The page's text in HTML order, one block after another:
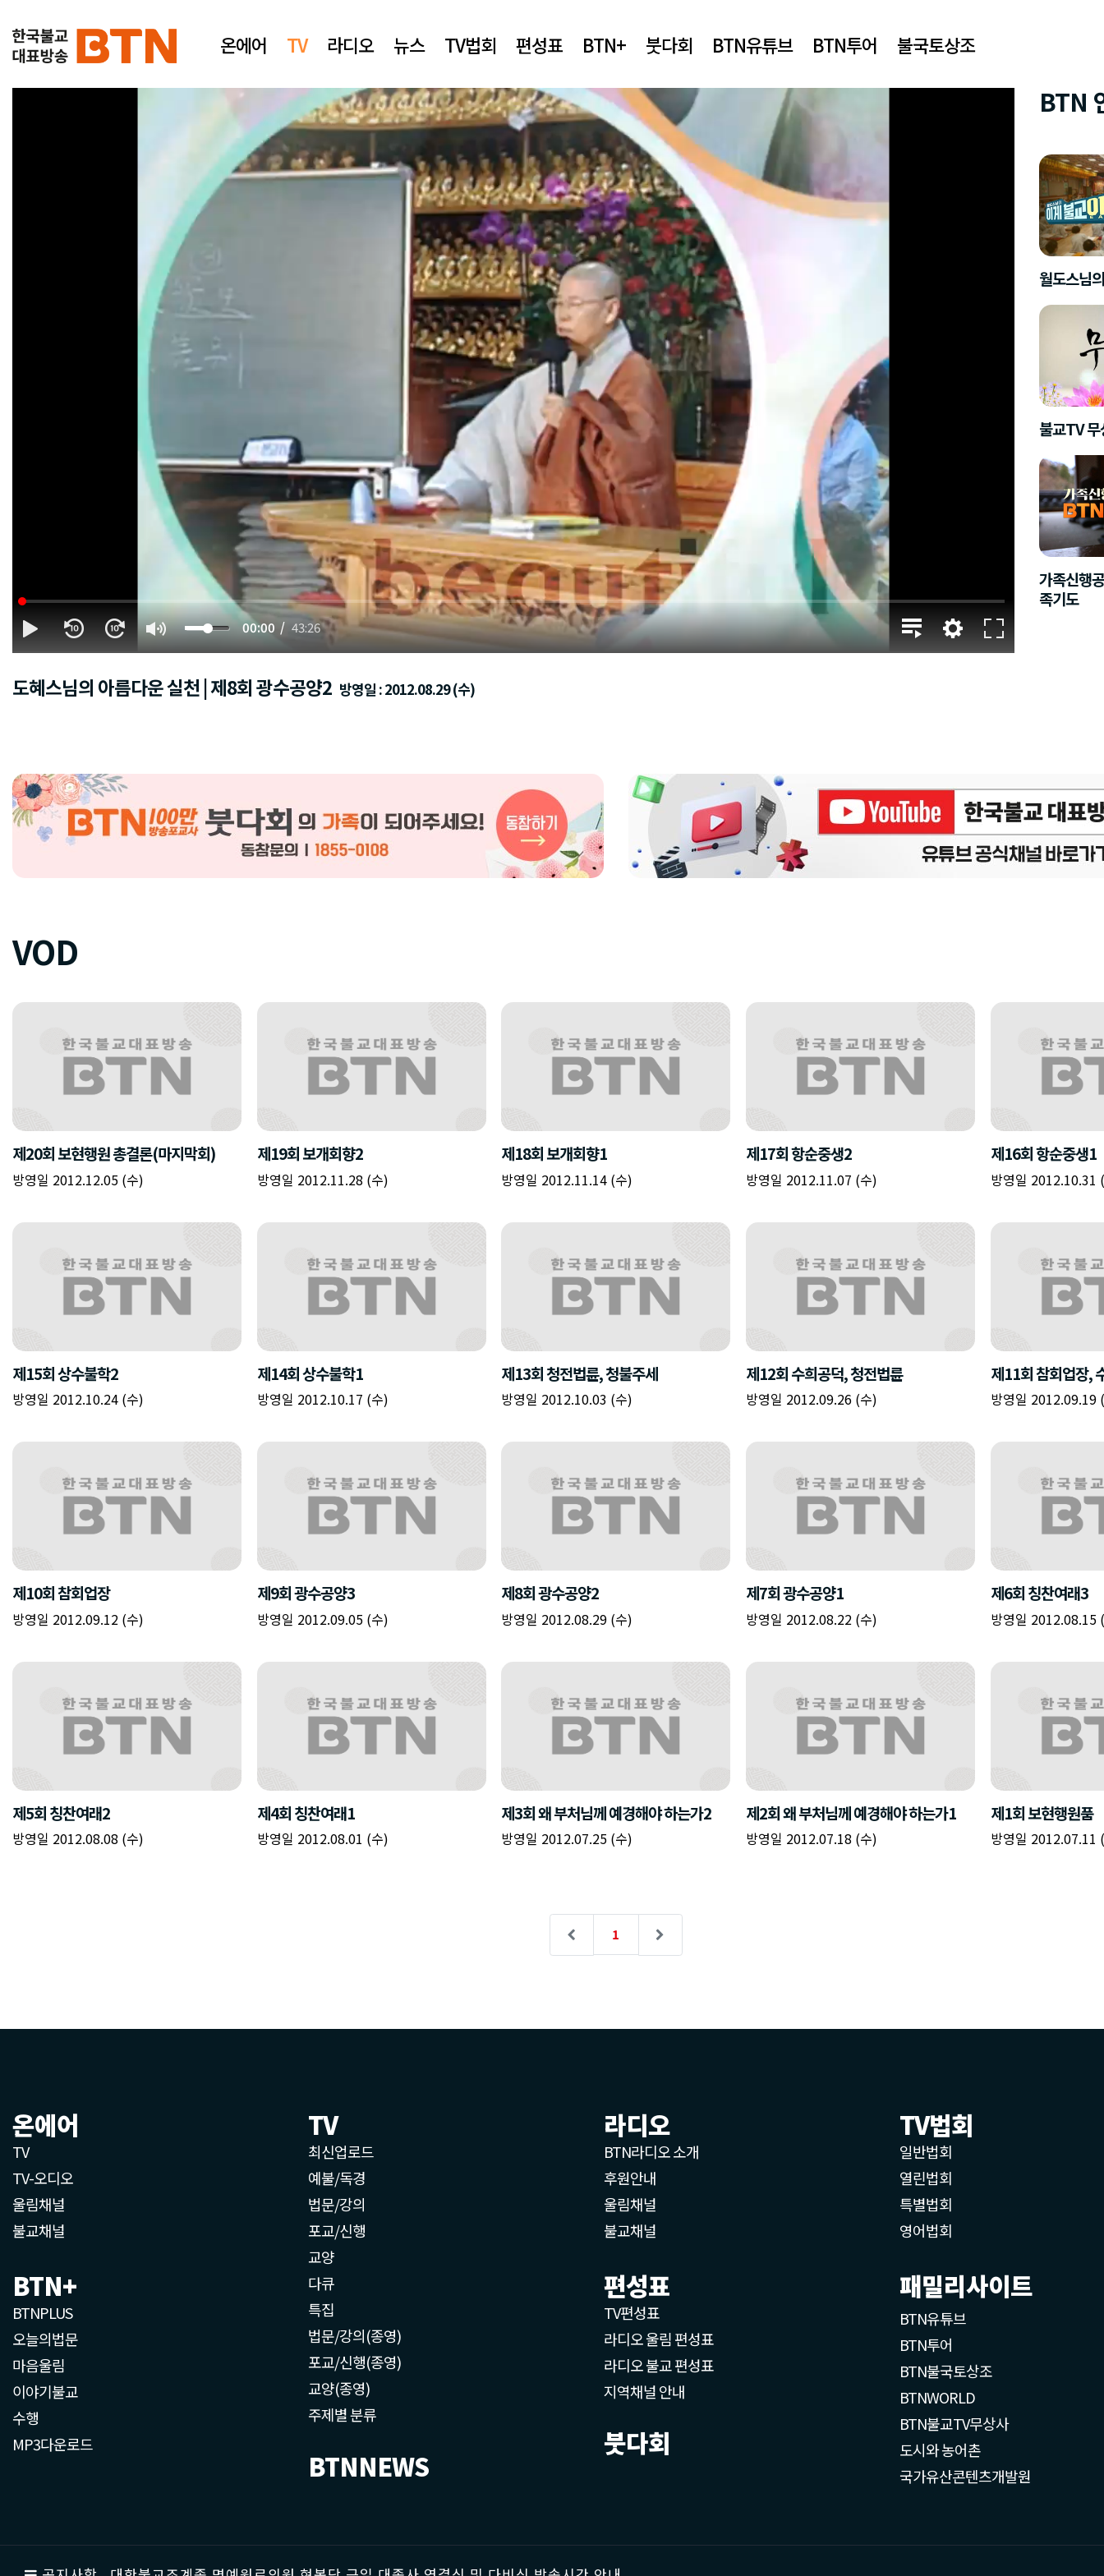
온에어 TV 라디오 뉴스 TV법회 편성표 BTN+ 붓다회 BTN유튜브 BTN투어 불국토상조
00:00 43:26
정
력
닫기
트
추
가
이름
설명
BTN
월도스님
불교TV
가족신행
족기도
도혜스님의 아름다운 실천 | 제8회 광수공양2 방영일 : 2012.08.29 (수)
온에어
TV
TV-오디오
울림채널
불교채널
BTN+
BTNPLUS
오늘의법문
마음울림
이야기불교
수행
MP3다운로드
TV
최신업로드
예불/독경
법문/강의
포교/신행
교양
다큐
특집
법문/강의(종영)
포교/신행(종영)
교양(종영)
주제별 분류
BTNNEWS
라디오
BTN라디오 소개
후원안내
울림채널
불교채널
편성표
TV편성표
라디오 울림 편성표
라디오 불교 편성표
지역채널 안내
붓다회
TV법회
일반법회
열린법회
특별법회
영어법회
패밀리사이트
BTN유튜브
BTN투어
BTN불국토상조
BTNWORLD
BTN불교TV무상사
도시와 농어촌
국가유산콘텐츠개발원